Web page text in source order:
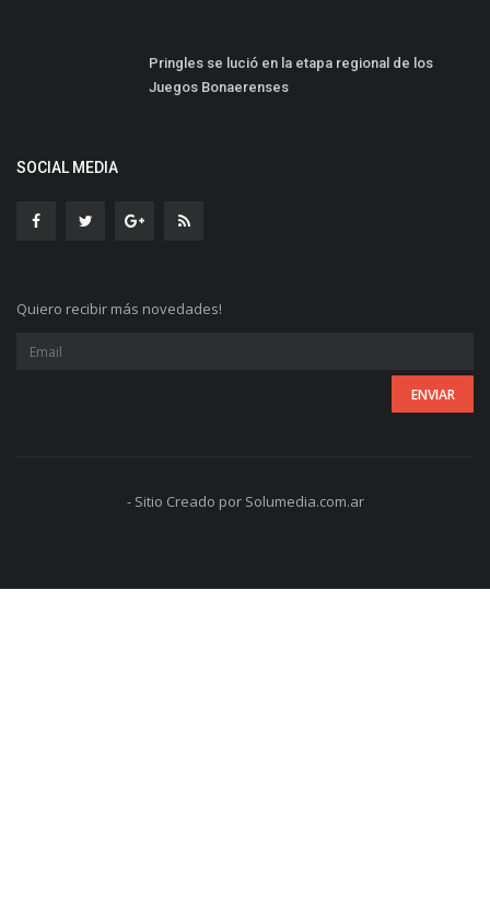
Pringles se lució en la etapa regional de los
Juegos Bonaerenses
SOCIAL MEDIA
Quiero recibir más novedades!
- Sitio Creado por Solumedia.com.ar